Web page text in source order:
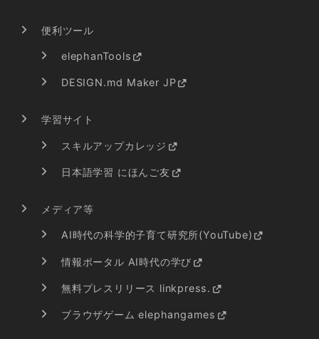
便利ツール
elephanTools
DESIGN.md Maker JP
学習サイト
スキルアップカレッジ
日本語学習 にほんご友
メディア等
AI時代の科学的子育て研究所(YouTube)
情報ポータル AI時代の学び
無料プレスリリース linkpress.
ブラウザゲーム elephangames